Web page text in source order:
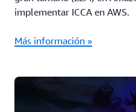
implementar ICCA en AWS.
Más información »